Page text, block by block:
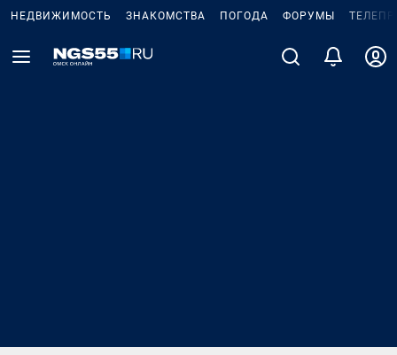
НЕДВИЖИМОСТЬ ЗНАКОМСТВА ПОГОДА ФОРУМЫ